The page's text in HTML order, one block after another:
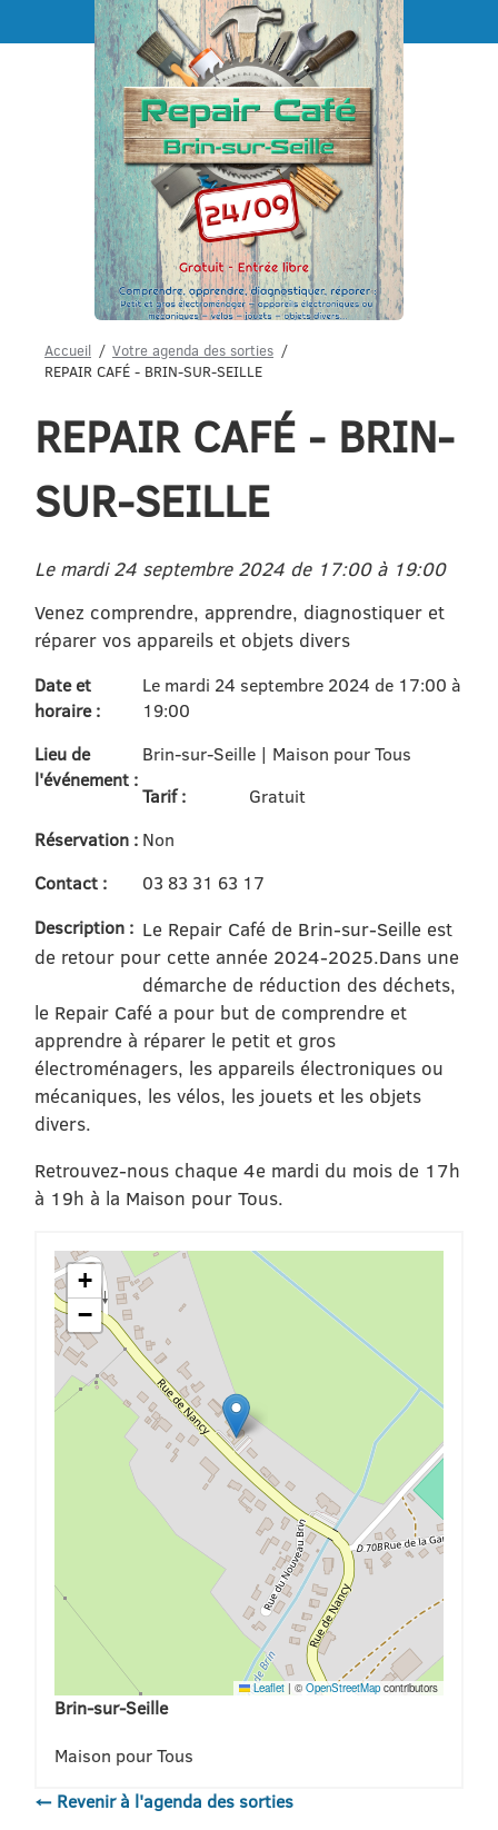
Menu
Accueil
Votre agenda des sorties
REPAIR CAFÉ - BRIN-SUR-SEILLE
REPAIR CAFÉ - BRIN-
SUR-SEILLE
Le mardi 24 septembre 2024 de 17:00 à 19:00
Venez comprendre, apprendre, diagnostiquer et
réparer vos appareils et objets divers
Date et
horaire :
Le mardi 24 septembre 2024 de 17:00 à
19:00
Lieu de
l'événement :
Brin-sur-Seille | Maison pour Tous
Tarif :
Gratuit
Réservation : Non
Contact :
03 83 31 63 17
Description : Le Repair Café de Brin-sur-Seille est
de retour pour cette année 2024-2025.Dans une
démarche de réduction des déchets,
le Repair Café a pour but de comprendre et
apprendre à réparer le petit et gros
électroménagers, les appareils électroniques ou
mécaniques, les vélos, les jouets et les objets
divers.
Retrouvez-nous chaque 4e mardi du mois de 17h
à 19h à la Maison pour Tous.
+
−
Leaflet | ©OpenStreetMap contributors
Brin-sur-Seille
Maison pour Tous
← Revenir à l'agenda des sorties